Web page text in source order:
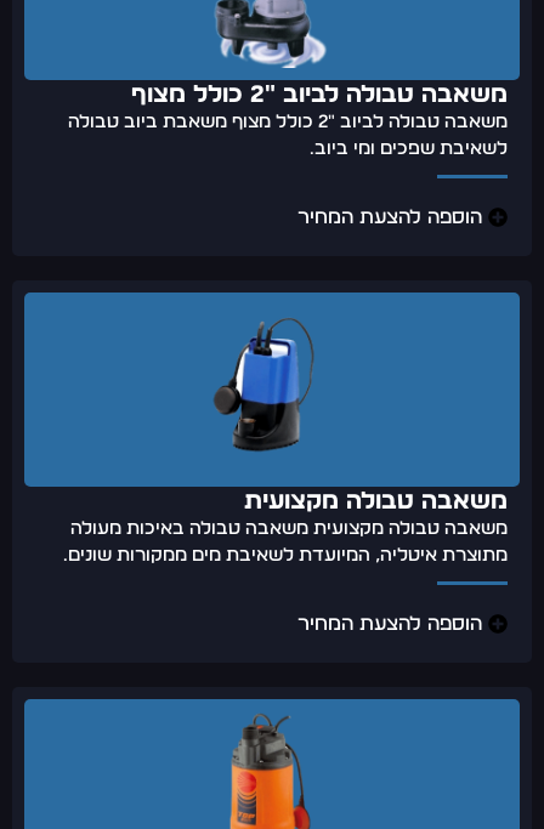
משאבה טבולה לביוב "2 כולל מצוף
משאבה טבולה לביוב "2 כולל מצוף משאבת ביוב טבולה
לשאיבת שפכים ומי ביוב.
הוספה להצעת המחיר
משאבה טבולה מקצועית
משאבה טבולה מקצועית משאבה טבולה באיכות מעולה
מתוצרת איטליה, המיועדת לשאיבת מים ממקורות שונים.
הוספה להצעת המחיר